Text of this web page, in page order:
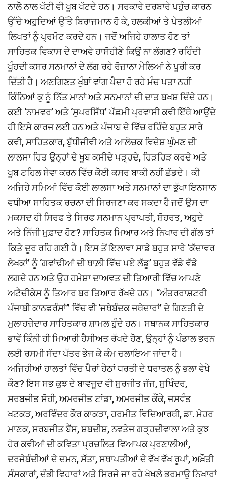
ਨਾਲੋ ਨਾਲ ਖੱਟੀ ਵੀ ਖੂਬ ਖੱਟਦੇ ਹਨ। ਸਰਕਾਰੇ ਦਰਬਾਰੇ ਪਹੁੰਚ ਕਾਰਨ
ਉੱਚੇ ਅਹੁਦਿਆਂ ਉੱਤੇ ਬਿਰਾਜਮਾਨ ਹੋ ਕੇ, ਹਲਕੀਆਂ ਤੇ ਪੇਤਲੀਆਂ
ਲਿਖਤਾਂ ਨੂੰ ਪ੍ਰਮੋਟ ਕਰਦੇ ਹਨ। ਜਦੋਂ ਅਜਿਹੇ ਹਾਲਾਤ ਹੋਣ ਤਾਂ
ਸਾਹਿਤਕ ਵਿਕਾਸ ਦੇ ਦਾਅਵੇ ਹਾਸੋਹੀਣੇ ਕਿਉਂ ਨਾ ਲੱਗਣ? ਰਹਿੰਦੀ
ਖੂੰਹਦੀ ਕਸਰ ਸਨਮਾਨਾਂ ਦੇ ਲੱਗ ਰਹੇ ਰੋਜ਼ਾਨਾ ਮੇਲਿਆਂ ਨੇ ਪੂਰੀ ਕਰ
ਦਿੱਤੀ ਹੈ। ਅਣਗਿਣਤ ਖੁੰਬਾਂ ਵਾਂਗ ਪੈਦਾ ਹੋ ਰਹੇ ਮੰਚ ਪਤਾ ਨਹੀਂ
ਕਿੰਨਿਆਂ ਕੁ ਨੂੰ ਨਿੱਤ ਮਾਨਾਂ ਅਤੇ ਸਨਮਾਨਾਂ ਦੀ ਦਾਤ ਬਖਸ਼ ਦਿੰਦੇ ਹਨ।
ਕਈ ‘ਨਾਮਵਰ’ ਅਤੇ ‘ਸੁਪਰਸਿੱਧ’ ਪੱਛਮੀ ਪ੍ਰਵਾਸੀ ਕਵੀ ਇੱਥੇ ਆਉਂਦੇ
ਹੀ ਇਸੇ ਕਾਰਜ ਲਈ ਹਨ ਅਤੇ ਪੰਜਾਬ ਦੇ ਵਿੱਚ ਰਹਿੰਦੇ ਬਹੁਤ ਸਾਰੇ
ਕਵੀ, ਸਾਹਿਤਕਾਰ, ਬੁੱਧੀਜੀਵੀ ਅਤੇ ਆਲੋਚਕ ਵਿਦੇਸ਼ ਘੁੰਮਣ ਦੀ
ਲਾਲਸਾ ਹਿਤ ਉਨ੍ਹਾਂ ਦੇ ਖੂਬ ਕਸੀਦੇ ਪੜ੍ਹਦੇ, ਹਿੜਹਿੜ ਕਰਦੇ ਅਤੇ
ਖੂਬ ਟਹਿਲ ਸੇਵਾ ਕਰਨ ਵਿੱਚ ਕੋਈ ਕਸਰ ਬਾਕੀ ਨਹੀਂ ਛੱਡਦੇ। ਕੀ
ਅਜਿਹੇ ਸਮਿਆਂ ਵਿੱਚ ਕੋਈ ਲਾਲਸਾ ਅਤੇ ਸਨਮਾਨਾਂ ਦਾ ਭੁੱਖਾ ਇਨਸਾਨ
ਵਧੀਆ ਸਾਹਿਤਕ ਰਚਨਾ ਦੀ ਸਿਰਜਣਾ ਕਰ ਸਕਦਾ ਹੈ ਜਦੋਂ ਉਸ ਦਾ
ਮਕਸਦ ਹੀ ਸਿਰਫ ਤੇ ਸਿਰਫ ਸਨਮਾਨ ਪ੍ਰਾਪਤੀ, ਸ਼ੋਹਰਤ, ਅਹੁਦੇ
ਅਤੇ ਨਿੱਜੀ ਮੁਫ਼ਾਦ ਹੋਣ? ਸਾਹਿਤਕ ਮਿਆਰ ਅਤੇ ਨਿਖਾਰ ਦੀ ਗੱਲ ਤਾਂ
ਕਿਤੇ ਦੂਰ ਰਹਿ ਗਈ ਹੈ। ਇਸ ਤੋਂ ਇਲਾਵਾ ਸਾਡੇ ਬਹੁਤ ਸਾਰੇ ‘ਕੱਦਾਵਰ
ਲੇਖਕਾਂ’ ਨੂੰ ‘ਗਵਾਂਢੀਆਂ ਦੀ ਥਾਲ਼ੀ ਵਿੱਚ ਪਏ ਲੱਡੂ’ ਬਹੁਤ ਵੱਡੇ ਵੱਡੇ
ਲਗਦੇ ਹਨ ਅਤੇ ਉਹ ਹਮੇਸ਼ਾ ਦਾਅਵਤ ਦੀ ਤਿਆਰੀ ਵਿੱਚ ਆਪਣੇ
ਅਟੈਚੀਕੇਸ ਨੂੰ ਤਿਆਰ ਬਰ ਤਿਆਰ ਰੱਖਦੇ ਹਨ। “ਅੰਤਰਰਾਸ਼ਟਰੀ
ਪੰਜਾਬੀ ਕਾਨਫਰੰਸਾਂ” ਵਿੱਚ ਵੀ ‘ਜਥੇਬੰਦਕ ਜਥੇਦਾਰਾਂ’ ਦੇ ਗਿਣਤੀ ਦੇ
ਮੁਲਾਹਜ਼ੇਦਾਰ ਸਾਹਿਤਕਾਰ ਸ਼ਾਮਲ ਹੁੰਦੇ ਹਨ। ਸਥਾਨਕ ਸਾਹਿਤਕਾਰ
ਭਾਵੇਂ ਕਿੰਨੀ ਹੀ ਮਿਆਰੀ ਹੈਸੀਅਤ ਰੱਖਦੇ ਹੋਣ, ਉਨ੍ਹਾਂ ਨੂੰ ਪੰਡਾਲ ਭਰਨ
ਲਈ ਰਸਮੀ ਸੱਦਾ ਪੱਤਰ ਭੇਜ ਕੇ ਕੰਮ ਚਲਾਇਆ ਜਾਂਦਾ ਹੈ।
ਅਜਿਹੀਆਂ ਹਾਲਤਾਂ ਵਿੱਚ ਪੈਰਾਂ ਹੇਠਾਂ ਧਰਤੀ ਦੇ ਧਰਾਤਲ ਨੂੰ ਭਲਾ ਵੇਖੇ
ਕੌਣ? ਇਸ ਸਭ ਕੁਝ ਦੇ ਬਾਵਜੂਦ ਵੀ ਸੁਰਜੀਤ ਜੱਜ, ਸੁਖਿੰਦਰ,
ਸਰਬਜੀਤ ਸੋਹੀ, ਅਮਰਜੀਤ ਟਾਂਡਾ, ਅਮਰਜੀਤ ਕੌਂਕੇ, ਜਸਵੰਤ
ਖਟਕੜ, ਅਰਵਿੰਦਰ ਕੌਰ ਕਾਕੜਾ, ਹਰਮੀਤ ਵਿਦਿਆਰਥੀ, ਡਾ. ਮੇਹਰ
ਮਾਣਕ, ਸਰਬਜੀਤ ਬੈਂਸ, ਸ਼ਬਦੀਸ਼, ਨਵਤੇਜ ਗੜ੍ਹਦੀਵਾਲਾ ਅਤੇ ਕੁਝ
ਹੋਰ ਕਵੀਆਂ ਦੀ ਕਵਿਤਾ ਪ੍ਰਚਲਿਤ ਵਿਆਪਕ ਪ੍ਰਣਾਲੀਆਂ,
ਦਰਜੇਬੰਦੀਆਂ ਦੇ ਦਮਨ, ਸੱਤਾ, ਸਥਾਪਤੀਆਂ ਦੇ ਵੱਖ ਵੱਖ ਰੂਪਾਂ, ਅਖ਼ੌਤੀ
ਸੰਸਕਾਰਾਂ, ਦੰਭੀ ਵਿਹਾਰਾਂ ਅਤੇ ਸਿਰਜੇ ਜਾ ਰਹੇ ਖੋਖਲ਼ੇ ਭਰਮਾਊ ਨਿਖਾਰਾਂ